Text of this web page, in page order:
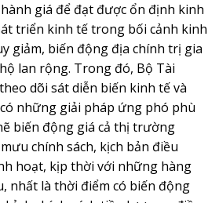
giá để đạt được ổn định kinh
triển kinh tế trong bối cảnh kinh
giảm, biến động địa chính trị gia
lan rộng. Trong đó, Bộ Tài
dõi sát diễn biến kinh tế và
những giải pháp ứng phó phù
biến động giá cả thị trường
chính sách, kịch bản điều
hoạt, kịp thời với những hàng
nhất là thời điểm có biến động